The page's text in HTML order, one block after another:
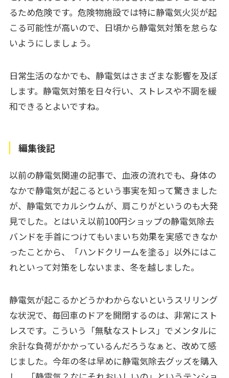
るため危険です。危険物施設では特に静電気火災が起
こる可能性が高いので、日頃から静電気対策を怠らな
いようにしましょう。
日常生活のなかでも、静電気はさまざまな影響を及ぼ
します。静電気対策を日々行い、ストレスや不調を緩
和できるとよいですね。
編集後記
以前の静電気関連の記事で、血液の流れでも、身体の
なかで静電気が起こるという事実を知って驚きました
が、静電気でカルシウムが、肩こりがというのも大発
見でした。とはいえ以前100円ショップの静電気除去
バンドを手首につけてもいまいち効果を実感できなか
ったことから、「ハンドクリームを塗る」以外にはこ
れといって対策をしないまま、冬を越しました。
静電気が起こるかどうかわからないというスリリング
な状況で、毎回車のドアを開閉するのは、非常にスト
レスです。こういう「無駄なストレス」でメンタルに
余計な負荷がかかっているんだろうなぁと、改めて感
じました。今年の冬は早めに静電気除去グッズを購入